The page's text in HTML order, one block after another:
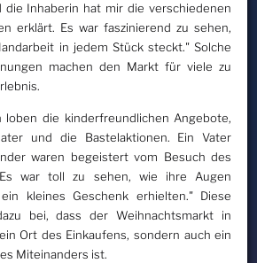
die Inhaberin hat mir die verschiedenen
erklärt. Es war faszinierend zu sehen,
in jedem Stück steckt." Solche
machen den Markt für viele zu
loben die kinderfreundlichen Angebote,
und die Bastelaktionen. Ein Vater
waren begeistert vom Besuch des
Es war toll zu sehen, wie ihre Augen
kleines Geschenk erhielten." Diese
bei, dass der Weihnachtsmarkt in
Ort des Einkaufens, sondern auch ein
Miteinanders ist.